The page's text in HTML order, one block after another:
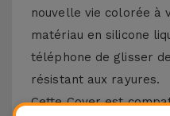
nouvelle vie colorée à
matériau en silicone
téléphone de glisser
résistant aux rayures.
Cette Cover est